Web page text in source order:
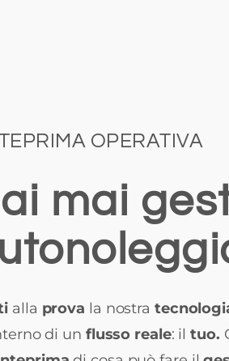
OPERATIVA
mai
alla prova la nostra
di un flusso reale: iltuo.